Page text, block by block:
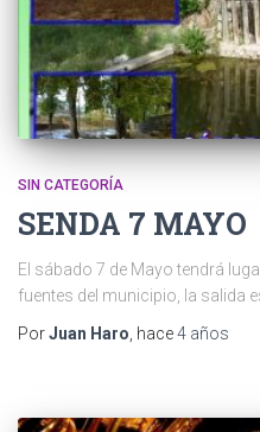
SIN CATEGORÍA
SENDA 7 MAYO
El sábado 7 de Mayo tendrá
fuentes del municipio, la salida
PorJuan Haro , hace4 años